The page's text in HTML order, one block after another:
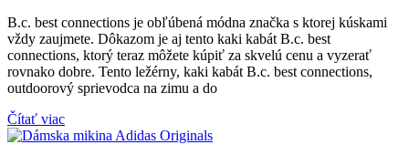
B.c. best connections je obľúbená módna značka s ktorej kúskami
vždy zaujmete. Dôkazom je aj tento kaki kabát B.c. best
connections, ktorý teraz môžete kúpiť za skvelú cenu a vyzerať
rovnako dobre. Tento ležérny, kaki kabát B.c. best connections,
outdoorový sprievodca na zimu a do
Čítať viac